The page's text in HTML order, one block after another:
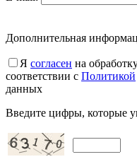
Дополнительная
Я согласен на
соответствии с Политикой
данных
Введите цифры, которые